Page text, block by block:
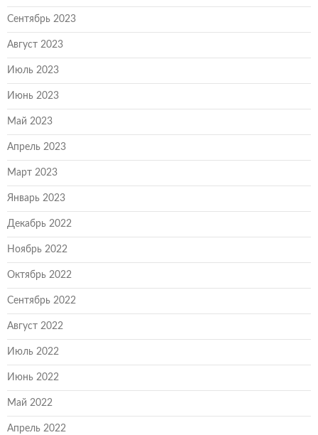
Сентябрь 2023
Август 2023
Июль 2023
Июнь 2023
Май 2023
Апрель 2023
Март 2023
Январь 2023
Декабрь 2022
Ноябрь 2022
Октябрь 2022
Сентябрь 2022
Август 2022
Июль 2022
Июнь 2022
Май 2022
Апрель 2022